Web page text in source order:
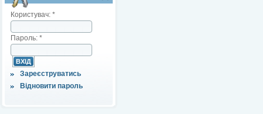
Користувач: *
Пароль: *
Зареєструватись
Відновити пароль